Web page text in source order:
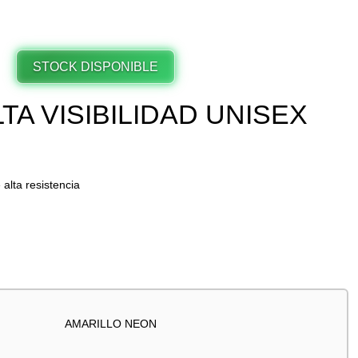
STOCK DISPONIBLE
VISIBILIDAD UNISEX
resistencia
AMARILLO NEON